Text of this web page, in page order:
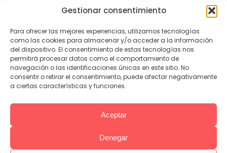
Gestionar consentimiento
Para ofrecer las mejores experiencias, utilizamos tecnologías
como las cookies para almacenar y/o acceder a la información
del dispositivo. El consentimiento de estas tecnologías nos
permitirá procesar datos como el comportamiento de
navegación o las identificaciones únicas en este sitio. No
consentir o retirar el consentimiento, puede afectar negativamente
a ciertas características y funciones.
Aceptar
Denegar
QUIERO MI PLAZA PARA EL EVENTO→
Plazas gratuitas y limitadas · 7 y 8 de julio · 19:00h (Madrid, ES)
Este evento es formativo. No constituye una oferta de empleo ni garantiza